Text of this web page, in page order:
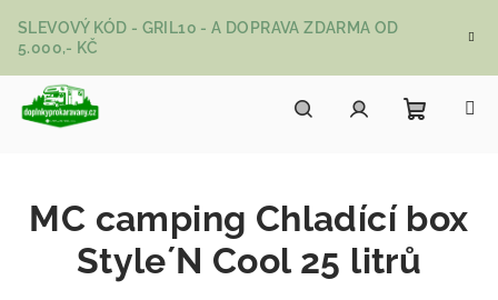
SLEVOVÝ KÓD - GRIL10 - A DOPRAVA ZDARMA OD
5.000,- KČ
MC camping Chladící box
Style´N Cool 25 litrů